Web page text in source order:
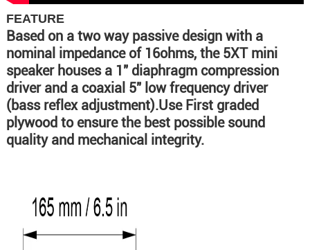
FEATURE
Based on a two way passive design with a
nominal impedance of 16ohms, the 5XT mini
speaker houses a 1" diaphragm compression
driver and a coaxial 5" low frequency driver
(bass reflex adjustment).Use First graded
plywood to ensure the best possible sound
quality and mechanical integrity.